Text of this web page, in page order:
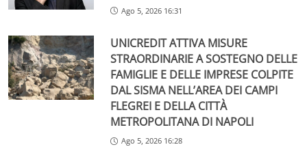
Ago 5, 2026 16:31
UNICREDIT ATTIVA MISURE
STRAORDINARIE A SOSTEGNO DELLE
FAMIGLIE E DELLE IMPRESE COLPITE
DAL SISMA NELL’AREA DEI CAMPI
FLEGREI E DELLA CITTÀ
METROPOLITANA DI NAPOLI
Ago 5, 2026 16:28